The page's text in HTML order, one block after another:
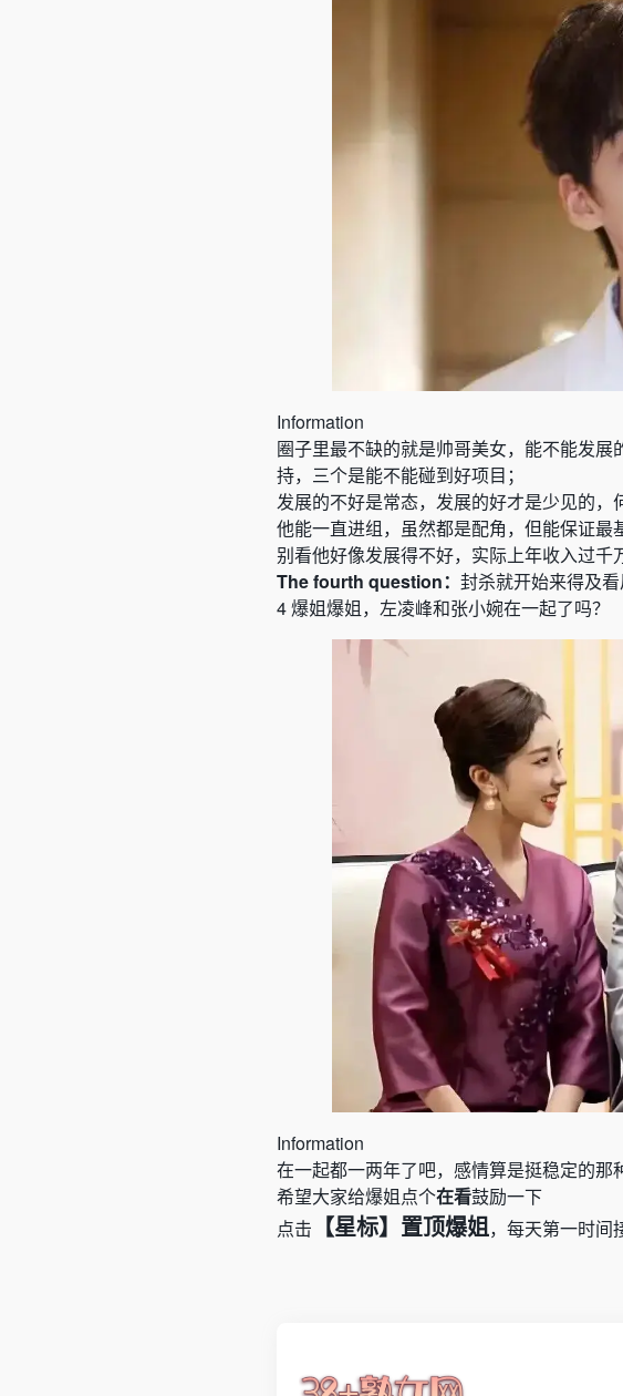
Information
圈子里最不缺的就是帅哥美女，能不能发
持，三个是能不能碰到好项目；
发展的不好是常态，发展的好才是少见的，
他能一直进组，虽然都是配角，但能保证最
别看他好像发展得不好，实际上年收入过千
The fourth question： 封杀就开始来得及
4爆姐爆姐，左凌峰和张小婉在一起了吗？
Information
在一起都一两年了吧，感情算是挺稳定的那
希望大家给爆姐点个在看鼓励一下
点击
【星标】置顶爆姐，每天第一时间